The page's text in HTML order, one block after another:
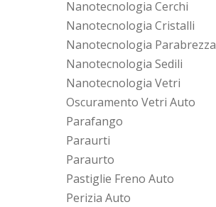
Nanotecnologia Cerchi
Nanotecnologia Cristalli
Nanotecnologia Parabrezza
Nanotecnologia Sedili
Nanotecnologia Vetri
Oscuramento Vetri Auto
Parafango
Paraurti
Paraurto
Pastiglie Freno Auto
Perizia Auto